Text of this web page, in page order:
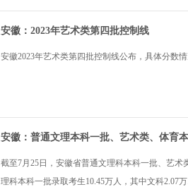
安徽：2023年艺术类第四批控制线
安徽2023年艺术类第四批控制线公布，具体分数
安徽：普通文理本科一批、艺术类、体育
截至7月25日，安徽省普通文理科本科一批、艺
理科本科一批录取考生10.45万人，其中文科2.07